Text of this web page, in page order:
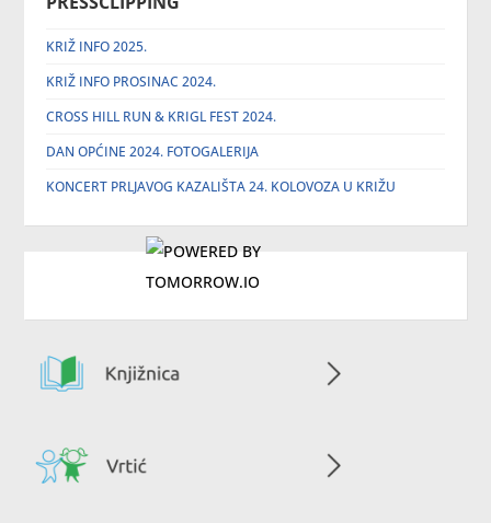
KRIŽ INFO 2025.
KRIŽ INFO PROSINAC 2024.
CROSS HILL RUN & KRIGL FEST 2024.
DAN OPĆINE 2024. FOTOGALERIJA
KONCERT PRLJAVOG KAZALIŠTA 24. KOLOVOZA U KRIŽU